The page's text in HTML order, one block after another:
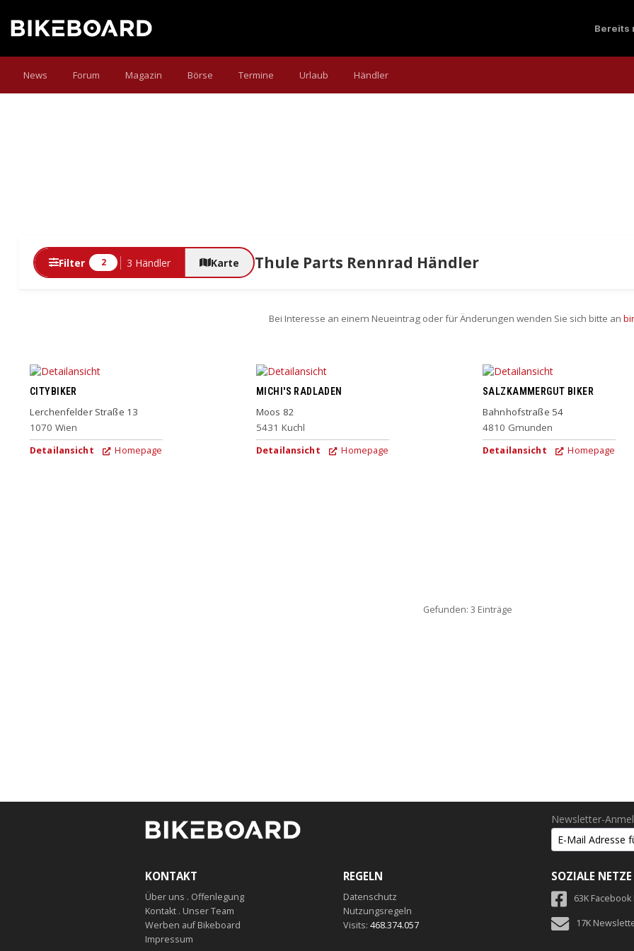
Bereits
News Forum Magazin Börse Termine Urlaub Händler
Filter 2 3 Händler Karte Thule Parts Rennrad Händler
Bei Interesse an einem Neueintrag oder für Änderungen wenden Sie sich bitte an
CITYBIKER
Lerchenfelder Straße 13
1070 Wien
Detailansicht Homepage
MICHI'S RADLADEN
Moos 82
5431 Kuchl
Detailansicht Homepage
SALZKAMMERGUT BIKER
Bahnhofstraße 54
4810 Gmunden
Detailansicht Homepage
Gefunden: 3 Einträge
Newsletter-
KONTAKT
Über uns . Offenlegung
Kontakt . Unser Team
Werben auf Bikeboard
Impressum
REGELN
Datenschutz
Nutzungsregeln
Visits: 468.374.057
SOZIALE NETZE
63K Facebook
17K